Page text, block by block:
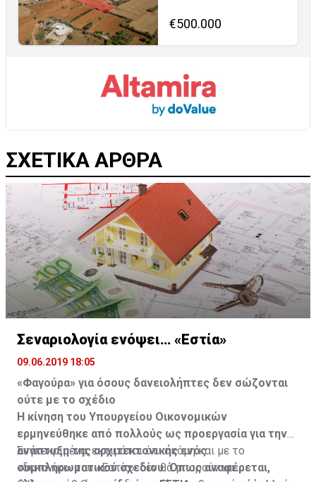
€500.000
ΣΧΕΤΙΚΑ ΑΡΘΡΑ
Σεναριολογία ενόψει… «Εστία»
09.06.2019 18:05
«Φαγούρα» για όσους δανειολήπτες δεν σώζονται
ούτε με το σχέδιο
Η κίνηση του Υπουργείου Οικονομικών
ερμηνεύθηκε από πολλούς ως προεργασία για την
ανάπτυξη της αρχιτεκτονικής ενός
συμπληρωματικού σχεδίου. Όπως αναφέρεται,
Συγκεκριμένα, εκτιμάται ότι ακόμη και με το
«δεκανίκι» του «Εστία» δεν θα μπορούν να